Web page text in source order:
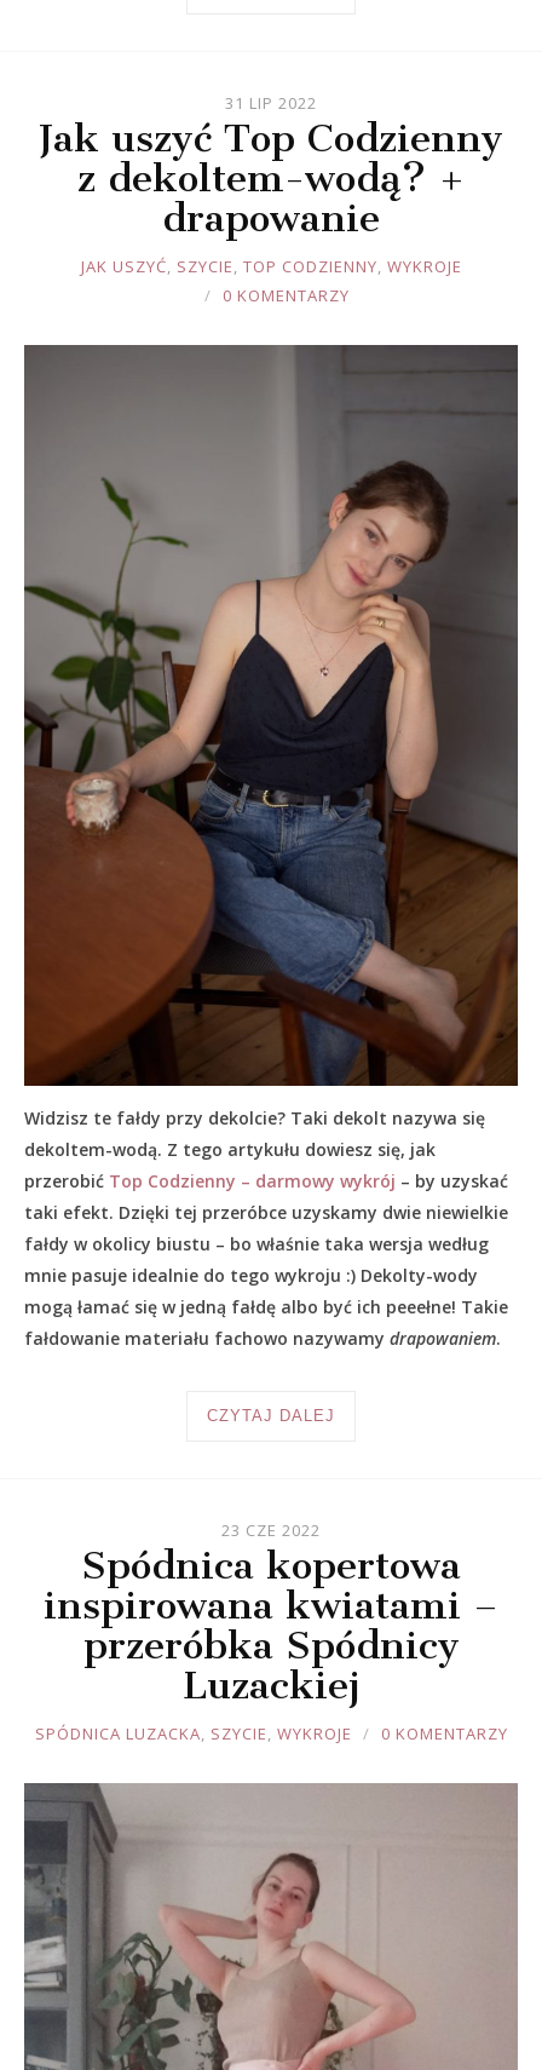
31 LIP 2022
Jak uszyć Top Codzienny
z dekoltem-wodą? +
drapowanie
JOULE
JAK USZYĆ, SZYCIE, TOP CODZIENNY, WYKROJE
0 KOMENTARZY
Widzisz te fałdy przy dekolcie? Taki dekolt nazywa się
dekoltem-wodą. Z tego artykułu dowiesz się, jak
przerobić Top Codzienny – darmowy wykrój – by uzyskać
taki efekt. Dzięki tej przeróbce uzyskamy dwie niewielkie
fałdy w okolicy biustu – bo właśnie taka wersja według
mnie pasuje idealnie do tego wykroju :) Dekolty-wody
mogą łamać się w jedną fałdę albo być ich peeełne! Takie
fałdowanie materiału fachowo nazywamy drapowaniem.
CZYTAJ DALEJ
23 CZE 2022
Spódnica kopertowa
inspirowana kwiatami –
przeróbka Spódnicy
Luzackiej
JOULE
SPÓDNICA LUZACKA, SZYCIE, WYKROJE 0 KOMENTARZY